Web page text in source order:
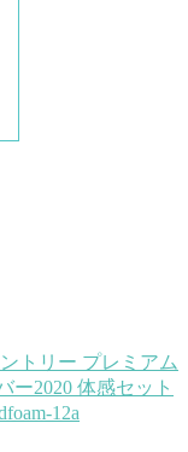
トリー プレミアム
ー2020 体感セット
12a